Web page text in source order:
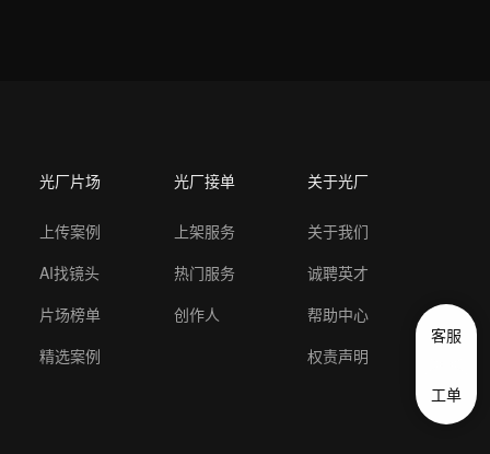
光厂片场
上传案例
AI找镜头
片场榜单
精选案例
光厂接单
上架服务
热门服务
创作人
关于光厂
关于我们
诚聘英才
帮助中心
权责声明
客服
工单